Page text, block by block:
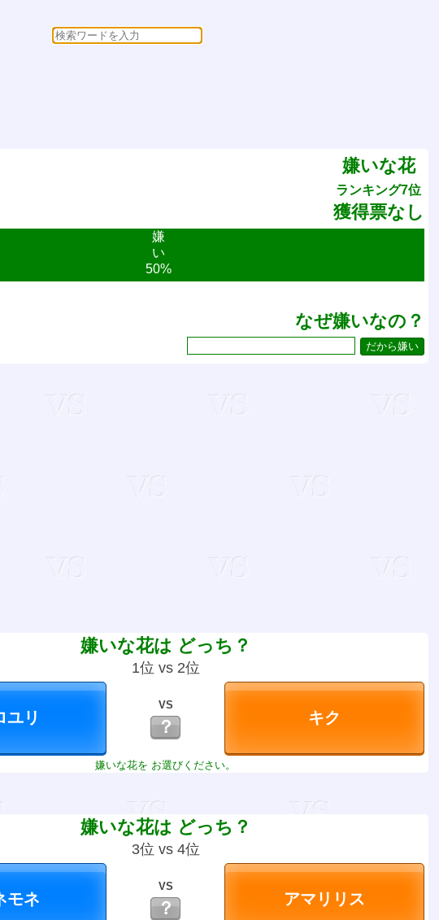
嫌いな花
ランキング7位
獲得票なし
嫌
い
50%
なぜ嫌いなの？
嫌いな花は どっち？
1位 vs 2位
VS
？
嫌いな花を お選びください。
嫌いな花は どっち？
3位 vs 4位
VS
？